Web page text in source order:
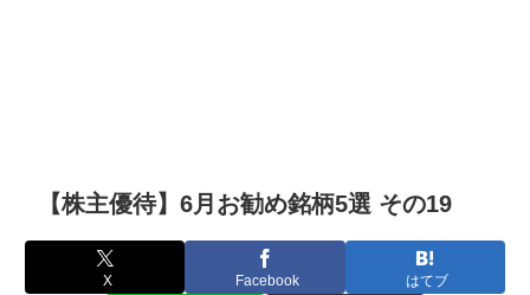
【株主優待】6月お勧め銘柄5選 その19
X Facebook はてブ